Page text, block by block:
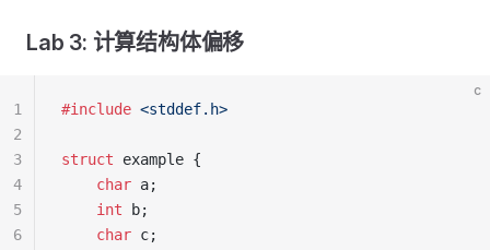
Lab 3: 计算结构体偏移
c
#include <stddef.h>
struct example {
    char
a;
    int
b;
    char
c;
1
2
3
4
5
6